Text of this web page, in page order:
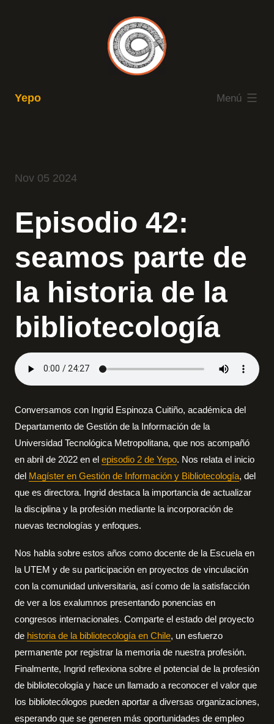
Yepo Menú
expandido
Episodio 42:
seamos parte de
la historia de la
bibliotecología
Nov 05 2024
Conversamos con Ingrid Espinoza Cuitiño, académica del
Departamento de Gestión de la Información de la
Universidad Tecnológica Metropolitana, que nos acompañó
en abril de 2022 en el episodio 2 de Yepo. Nos relata el inicio
del Magíster en Gestión de Información y Bibliotecología, del
que es directora. Ingrid destaca la importancia de actualizar
la disciplina y la profesión mediante la incorporación de
nuevas tecnologías y enfoques.
Nos habla sobre estos años como docente de la Escuela en
la UTEM y de su participación en proyectos de vinculación
con la comunidad universitaria, así como de la satisfacción
de ver a los exalumnos presentando ponencias en
congresos internacionales. Comparte el estado del proyecto
de historia de la bibliotecología en Chile, un esfuerzo
permanente por registrar la memoria de nuestra profesión.
Finalmente, Ingrid reflexiona sobre el potencial de la profesión
de bibliotecología y hace un llamado a reconocer el valor que
los bibliotecólogos pueden aportar a diversas organizaciones,
esperando que se generen más oportunidades de empleo